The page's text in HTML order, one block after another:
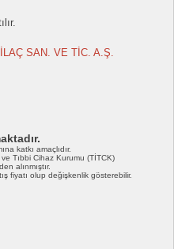
SAN. VE TİC. A.Ş.
katkı amaçlıdır.
Tıbbi Cihaz Kurumu (TİTCK)
alınmıştır.
fiyatı olup değişkenlik gösterebilir.